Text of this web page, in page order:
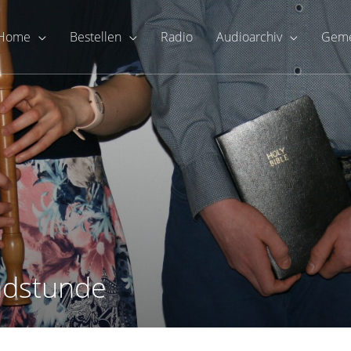
Bestellen Radio Audioarchiv